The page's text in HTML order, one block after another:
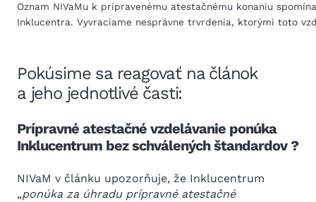
Oznam NIVaMu k prípravenému atestačnému konaniu
Inklucentra. Vyvraciame nesprávne trvrdenia, ktorými toto
Pokúsime sa reagovať na článok
a jeho jednotlivé časti:
Prípravné atestačné vzdelávanie ponúka
Inklucentrum bez schválených štandardov ?
NIVaM v článku upozorňuje, že Inklucentrum
„ponúka za úhradu prípravné atestačné